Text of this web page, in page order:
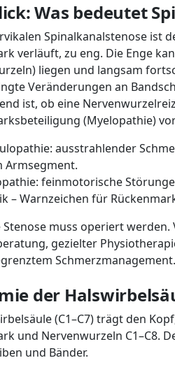
Was bedeutet
Spinalkanalstenose ist
verläuft, zu eng. Die Enge
liegen und langsam
Veränderungen an
ist, ob eine
(Myelopathie)
ausstrahlender
Armsegment.
feinmotorische
– Warnzeichen für
Stenose muss operiert
gezielter
Schmerzmanagement.
der
(C1–C7) trägt den
und Nervenwurzeln C1–C8.
und Bänder.